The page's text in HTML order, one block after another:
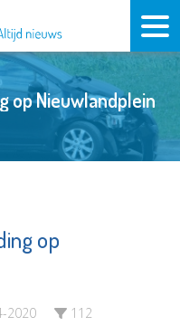
op Nieuwlandplein
op
2020 112